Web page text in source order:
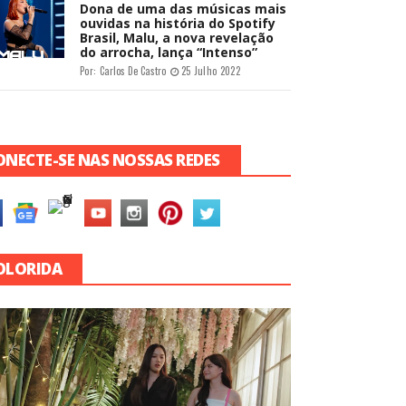
Dona de uma das músicas mais
ouvidas na história do Spotify
Brasil, Malu, a nova revelação
do arrocha, lança “Intenso”
Por: Carlos De Castro 25 Julho 2022
SE NAS NOSSAS REDES